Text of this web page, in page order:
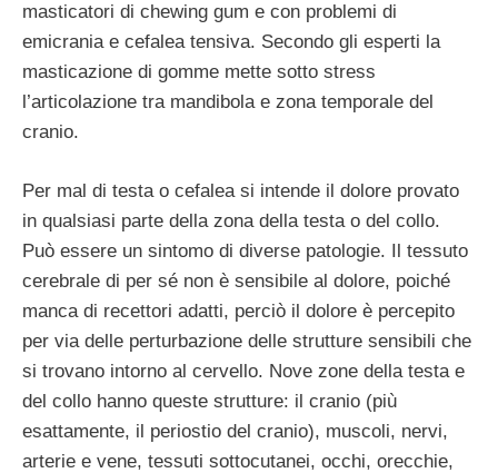
masticatori di chewing gum e con problemi di
emicrania e cefalea tensiva. Secondo gli esperti la
masticazione di gomme mette sotto stress
l’articolazione tra mandibola e zona temporale del
cranio.
Per mal di testa o cefalea si intende il dolore provato
in qualsiasi parte della zona della testa o del collo.
Può essere un sintomo di diverse patologie. Il tessuto
cerebrale di per sé non è sensibile al dolore, poiché
manca di recettori adatti, perciò il dolore è percepito
per via delle perturbazione delle strutture sensibili che
si trovano intorno al cervello. Nove zone della testa e
del collo hanno queste strutture: il cranio (più
esattamente, il periostio del cranio), muscoli, nervi,
arterie e vene, tessuti sottocutanei, occhi, orecchie,